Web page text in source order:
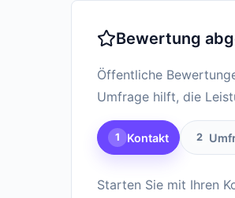
Bewertung
Öffentliche
Umfrage hilft, die
1 Kontakt 2
Starten Sie mit Ihren